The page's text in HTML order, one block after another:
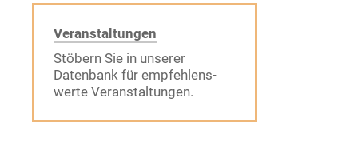
Veranstaltungen
Stöbern Sie in unserer
Datenbank für empfehlens-
werte Veranstaltungen.